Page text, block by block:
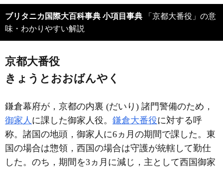
ブリタニカ国際大百科事典 小項目事典 「京都大番役」の意
味・わかりやすい解説
京都大番役
きょうとおおばんやく
鎌倉幕府が，京都の内裏 (だいり) 諸門警備のため，
御家人 に課した御家人役。 鎌倉大番役に対する呼
称。諸国の地頭，御家人に6ヵ月の期間で課した。東
国の場合は惣領，西国の場合は守護が統轄して勤仕
した。のち，期間を3ヵ月に減じ，主として西国御家